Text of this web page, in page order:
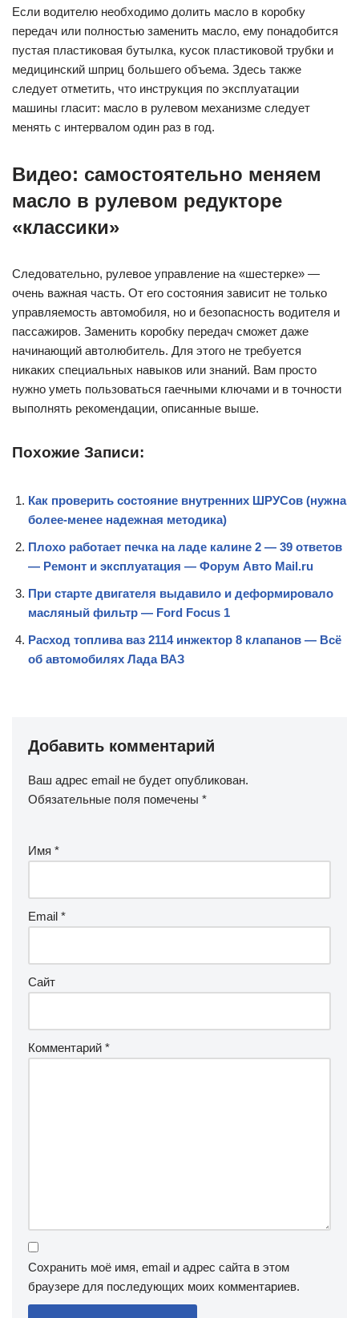
Если водителю необходимо долить масло в коробку
передач или полностью заменить масло, ему понадобится
пустая пластиковая бутылка, кусок пластиковой трубки и
медицинский шприц большего объема. Здесь также
следует отметить, что инструкция по эксплуатации
машины гласит: масло в рулевом механизме следует
менять с интервалом один раз в год.
Видео: самостоятельно меняем
масло в рулевом редукторе
«классики»
Следовательно, рулевое управление на «шестерке» —
очень важная часть. От его состояния зависит не только
управляемость автомобиля, но и безопасность водителя и
пассажиров. Заменить коробку передач сможет даже
начинающий автолюбитель. Для этого не требуется
никаких специальных навыков или знаний. Вам просто
нужно уметь пользоваться гаечными ключами и в точности
выполнять рекомендации, описанные выше.
Похожие Записи:
Как проверить состояние внутренних ШРУСов (нужна
более-менее надежная методика)
Плохо работает печка на ладе калине 2 — 39 ответов
— Ремонт и эксплуатация — Форум Авто Mail.ru
При старте двигателя выдавило и деформировало
масляный фильтр — Ford Focus 1
Расход топлива ваз 2114 инжектор 8 клапанов — Всё
об автомобилях Лада ВАЗ
Добавить комментарий
Ваш адрес email не будет опубликован.
Обязательные поля помечены *
Имя *
Email *
Сайт
Комментарий *
Сохранить моё имя, email и адрес сайта в этом
браузере для последующих моих комментариев.